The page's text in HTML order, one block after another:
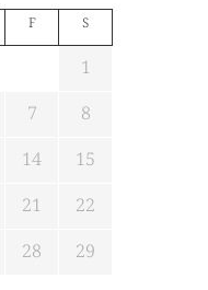
F S
1
7
8
14
15
21
22
28
29